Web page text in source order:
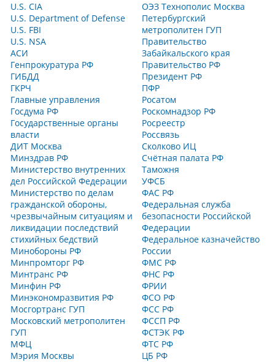
U.S. CIA
U.S. Department of Defense
U.S. FBI
U.S. NSA
АСИ
Генпрокуратура РФ
ГИБДД
ГКРЧ
Главные управления
Госдума РФ
Государственные органы
власти
ДИТ Москва
Минздрав РФ
Министерство внутренних
дел Российской Федерации
Министерство по делам
гражданской обороны,
чрезвычайным ситуациям и
ликвидации последствий
стихийных бедствий
Минобороны РФ
Минпромторг РФ
Минтранс РФ
Минфин РФ
Минэкономразвития РФ
Мосгортранс ГУП
Московский метрополитен
ГУП
МФЦ
Мэрия Москвы
ОЭЗ Технополис Москва
Петербургский
метрополитен ГУП
Правительство
Забайкальского края
Правительство РФ
Президент РФ
ПФР
Росатом
Роскомнадзор РФ
Росреестр
Россвязь
Сколково ИЦ
Счётная палата РФ
Таможня
УФСБ
ФАС РФ
Федеральная служба
безопасности Российской
Федерации
Федеральное казначейство
России
ФМС РФ
ФНС РФ
ФРИИ
ФСО РФ
ФСС РФ
ФССП РФ
ФСТЭК РФ
ФТС РФ
ЦБ РФ